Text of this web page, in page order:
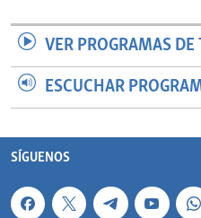
VER PROGRAMAS DE
ESCUCHAR
SÍGUENOS